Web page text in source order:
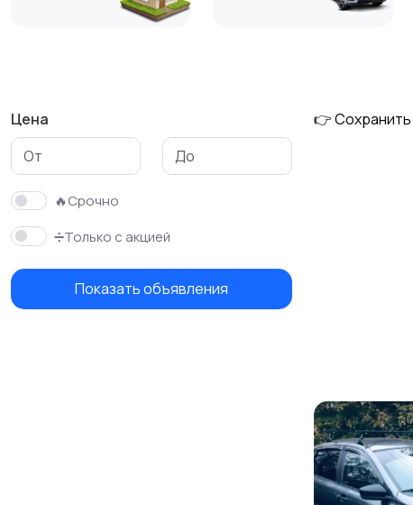
Красота и здоровье Хэндмейд
Цена
🔥Срочно
➗Только с акцией
Показать объявления
👉 Сохранить